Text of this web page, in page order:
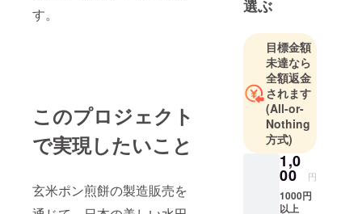
す。
このプロジェクト
で実現したいこと
玄米ポン煎餅の製造販売を
取り組もう
る。
選ぶ
目標金額
未達なら
全額返金
されます
(All-or-
Nothing
方式)
1,0
00 円
1000円
以上